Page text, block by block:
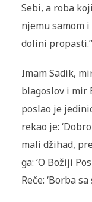
Sebi, a roba
njemu samom
dolini
Imam Sadik,
blagoslov i mir
poslao je
rekao je:
mali džihad,
ga: ‘O Božiji
Reče: ‘Borba